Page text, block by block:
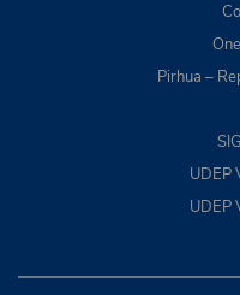
Pirhua –
UDEP
UDEP